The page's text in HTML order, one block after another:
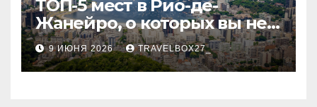
ТОП-5 мест в Рио-де-
Жанейро, о которых вы не
знали
9 ИЮНЯ 2026 TRAVELBOX27_